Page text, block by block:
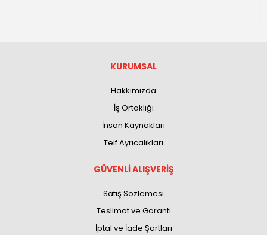
KURUMSAL
Hakkımızda
İş Ortaklığı
İnsan Kaynakları
Teif Ayrıcalıkları
GÜVENLİ ALIŞVERİŞ
Satış Sözlemesi
Teslimat ve Garanti
İptal ve İade Şartları